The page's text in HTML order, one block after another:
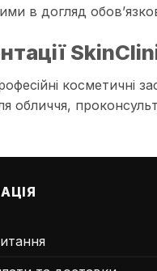
в догляд
косметичні